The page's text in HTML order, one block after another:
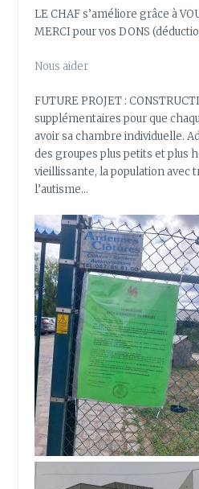
LE CHAF s’améliore grâce à
MERCI pour vos DONS
Nous aider
FUTURE PROJET :
supplémentaires pour que
avoir sa chambre individuelle.
des groupes plus petits et plus
vieillissante, la population avec
l’autisme…